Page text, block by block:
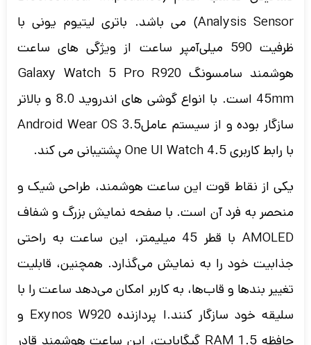
Analysis Sensor) می باشد. باتری لیتیوم یونی با
ظرفیت 590 میلی‌آمپر ساعت از ویژگی های ساعت
هوشمند سامسونگ Galaxy Watch 5 Pro R920
45mm است.
با انواع گوشی های اندروید 8.0 و بالاتر
سازگار بوده و از سیستم عاملAndroid Wear OS 3.5
با رابط کاربری One UI Watch 4.5 پشتیبانی می کند.
یکی از نقاط قوت این ساعت هوشمند، طراحی شیک و
منحصر به فرد آن است. با صفحه نمایش بزرگ و شفاف
AMOLED با قطر 45 میلیمتر، این ساعت به راحتی
جذابیت خود را به نمایش می‌گذارد. همچنین، قابلیت
تغییر بندها و قاب‌ها، به کاربر امکان می‌دهد ساعت را با
سلیقه خود سازگار کنند.ا پردازنده Exynos W920 و
حافظه RAM 1.5 گیگابایت، این ساعت هوشمند قادر